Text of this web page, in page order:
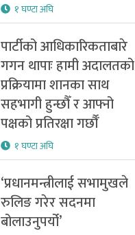
१ घण्टा अघि
पार्टीको आधिकारिकताबारे
गगन थापाः हामी अदालतको
प्रक्रियामा शानका साथ
सहभागी हुन्छौँ र आफ्नो
पक्षको प्रतिरक्षा गर्छौँ
१ घण्टा अघि
‘प्रधानमन्त्रीलाई सभामुखले
रुलिङ गरेर सदनमा
बोलाउनुपर्यो’